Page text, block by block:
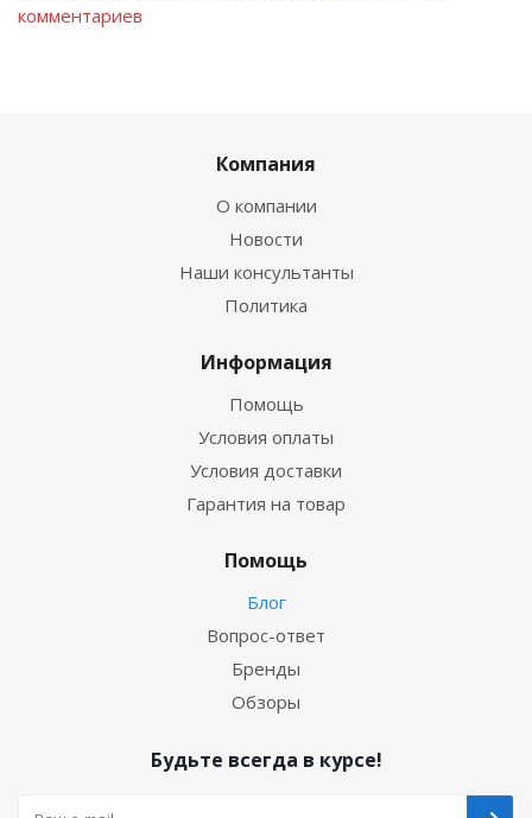
комментариев
Компания
О компании
Новости
Наши консультанты
Политика
Информация
Помощь
Условия оплаты
Условия доставки
Гарантия на товар
Помощь
Блог
Вопрос-ответ
Бренды
Обзоры
Будьте всегда в курсе!